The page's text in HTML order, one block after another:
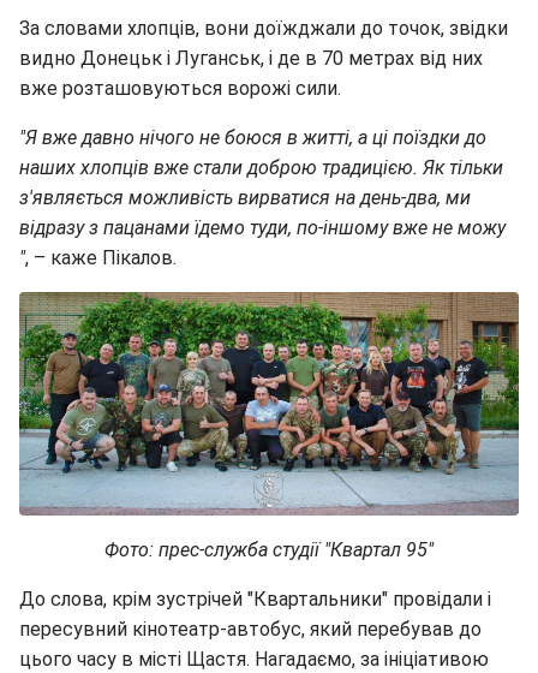
За словами хлопців, вони доїжджали до точок, звідки
видно Донецьк і Луганськ, і де в 70 метрах від них
вже розташовуються ворожі сили.
"Я вже давно нічого не боюся в житті, а ці поїздки до
наших хлопців вже стали доброю традицією. Як тільки
з'являється можливість вирватися на день-два, ми
відразу з пацанами їдемо туди, по-іншому вже не можу
", – каже Пікалов.
Фото: прес-служба студії "Квартал 95"
До слова, крім зустрічей "Квартальники" провідали і
пересувний кінотеатр-автобус, який перебував до
цього часу в місті Щастя. Нагадаємо, за ініціативою